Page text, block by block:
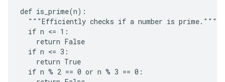
def is_prime(n):
  """Efficiently checks if a number is prime."""
  if n <= 1:
    return False
  if n <= 3:
    return True
  if n % 2 == 0 or n % 3 == 0: